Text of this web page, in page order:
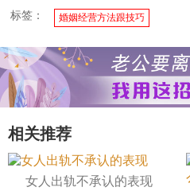
标签： 婚姻经营方法跟技巧
相关推荐
女人出轨不承认的表现